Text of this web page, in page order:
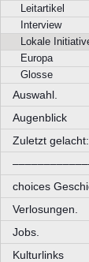
Leitartikel
Interview
Lokale
Europa
Glosse
Auswahl.
Augenblick
Zuletzt
choices
Verlosungen.
Jobs.
Kulturlinks